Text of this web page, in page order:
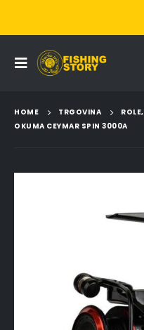
HOME TRGOVINA ROLE,
OKUMA CEYMAR SPIN 3000A